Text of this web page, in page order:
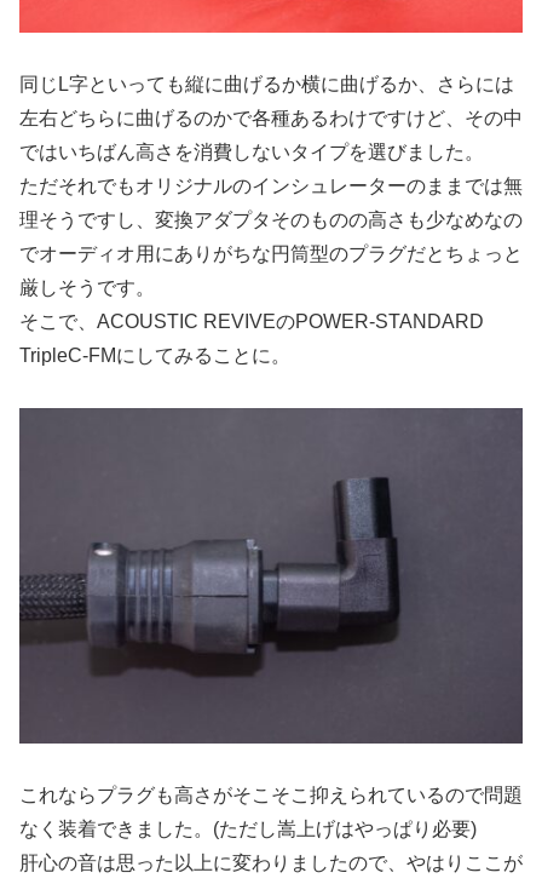
同じL字といっても縦に曲げるか横に曲げるか、さらには
左右どちらに曲げるのかで各種あるわけですけど、その中
ではいちばん高さを消費しないタイプを選びました。
ただそれでもオリジナルのインシュレーターのままでは無
理そうですし、変換アダプタそのものの高さも少なめなの
でオーディオ用にありがちな円筒型のプラグだとちょっと
厳しそうです。
そこで、ACOUSTIC REVIVEのPOWER-STANDARD
TripleC-FMにしてみることに。
これならプラグも高さがそこそこ抑えられているので問題
なく装着できました。(ただし嵩上げはやっぱり必要)
肝心の音は思った以上に変わりましたので、やはりここが